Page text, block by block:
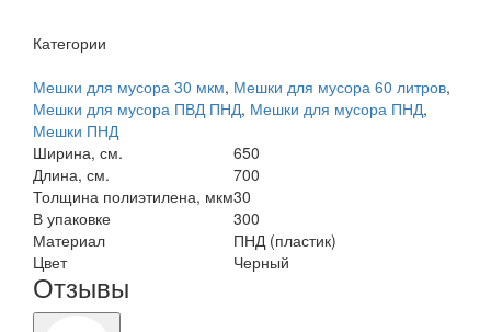
Категории
Мешки для мусора 30 мкм, Мешки для мусора 60 литров,
Мешки для мусора ПВД ПНД, Мешки для мусора ПНД,
Мешки ПНД
Ширина, см.
650
Длина, см.
700
Толщина полиэтилена, мкм30
В упаковке
300
Материал
ПНД (пластик)
Цвет
Черный
Отзывы